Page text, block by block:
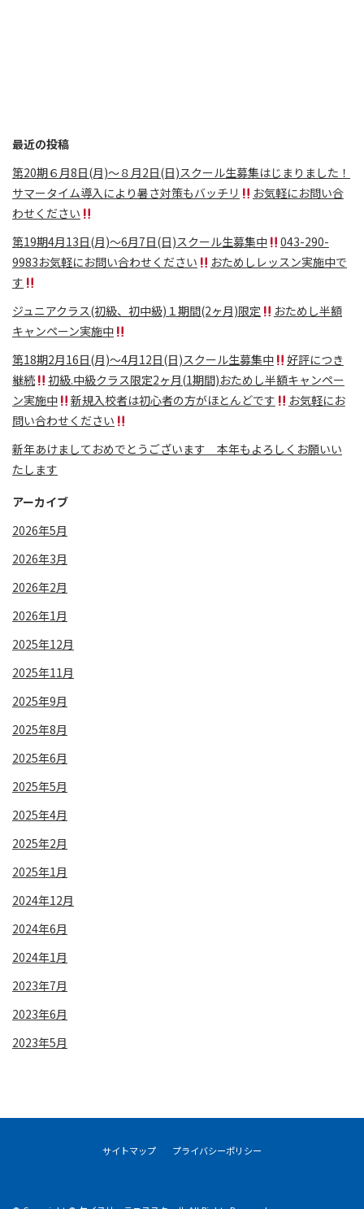
最近の投稿
第20期６月8日(月)〜８月2日(日)スクール生募集はじまりました！
サマータイム導入により暑さ対策もバッチリ
お気軽にお問い合
わせください
第19期4月13日(月)〜6月7日(日)スクール生募集中
043-290-
9983お気軽にお問い合わせください
おためしレッスン実施中で
す
ジュニアクラス(初級、初中級)１期間(2ヶ月)限定
おためし半額
キャンペーン実施中
第18期2月16日(月)〜4月12日(日)スクール生募集中
好評につき
継続
初級.中級クラス限定2ヶ月(1期間)おためし半額キャンペー
ン実施中
新規入校者は初心者の方がほとんどです
お気軽にお
問い合わせください
新年あけましておめでとうございます 本年もよろしくお願いい
たします
アーカイブ
2026年5月
2026年3月
2026年2月
2026年1月
2025年12月
2025年11月
2025年9月
2025年8月
2025年6月
2025年5月
2025年4月
2025年2月
2025年1月
2024年12月
2024年6月
2024年1月
2023年7月
2023年6月
2023年5月
サイトマップ プライバシーポリシー